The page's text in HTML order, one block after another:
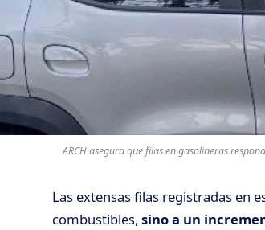
ARCH asegura que filas en gasolineras
Las extensas filas registradas en
combustibles, sino a un